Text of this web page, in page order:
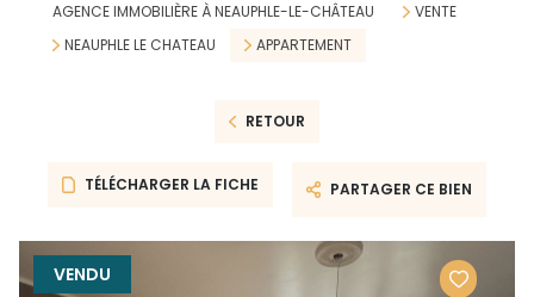
AGENCE IMMOBILIÈRE À NEAUPHLE-LE-CHÂTEAU
VENTE
NEAUPHLE LE CHATEAU
APPARTEMENT
RETOUR
TÉLÉCHARGER LA FICHE PARTAGER CE BIEN
VENDU